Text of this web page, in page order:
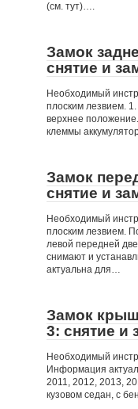
(см. тут)….
Замок
снятие и
Необходимый
плоским лезвием.
верхнее
клеммы
Замок
снятие и
Необходимый
плоским лезвием.
левой передней
снимают и
актуальна для…
Замок
3: снятие и
Необходимый
Информация
2011, 2012, 2013,
кузовом седан, с